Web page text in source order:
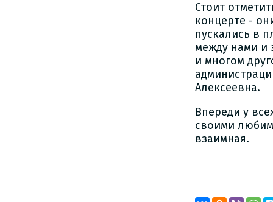
Стоит
концерте -
пускались в
между нами и
и многом
Алексеевна.
Впереди у
своими
взаимная.